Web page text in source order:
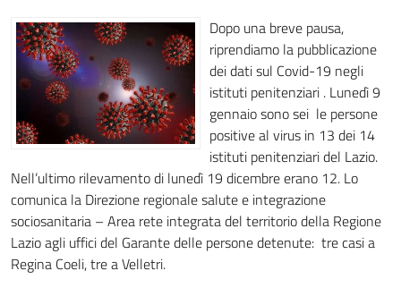
Dopo una breve pausa,
riprendiamo la pubblicazione
dei dati sul Covid-19 negli
istituti penitenziari . Lunedì 9
gennaio sono sei le persone
positive al virus in 13 dei 14
istituti penitenziari del Lazio.
Nell’ultimo rilevamento di lunedì 19 dicembre erano 12. Lo
comunica la Direzione regionale salute e integrazione
sociosanitaria – Area rete integrata del territorio della Regione
Lazio agli uffici del Garante delle persone detenute: tre casi a
Regina Coeli, tre a Velletri.